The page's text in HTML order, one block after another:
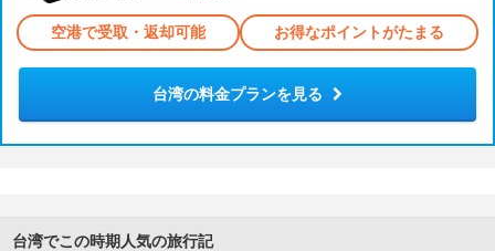
空港で受取・返却可能 お得なポイントがたまる
台湾の料金プランを見る
台湾でこの時期人気の旅行記